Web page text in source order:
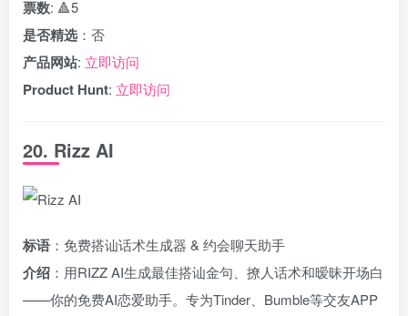
票数: 🔺5
是否精选 ：否
产品网站: 立即访问
Product Hunt: 立即访问
20. Rizz AI
标语 ：免费搭讪话术生成器 & 约会聊天助手
介绍 ：用RIZZ AI生成最佳搭讪金句、撩人话术和暧昧开场白
——你的免费AI恋爱助手。专为Tinder、Bumble等交友APP